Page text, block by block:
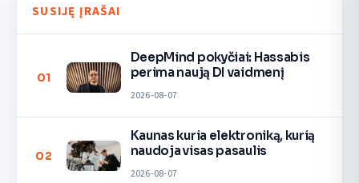
SUSIJĘ ĮRAŠAI
01
DeepMind pokyčiai: Hassabis
perima naują DI vaidmenį
2026-08-07
02
Kaunas kuria elektroniką, kurią
naudoja visas pasaulis
2026-08-07